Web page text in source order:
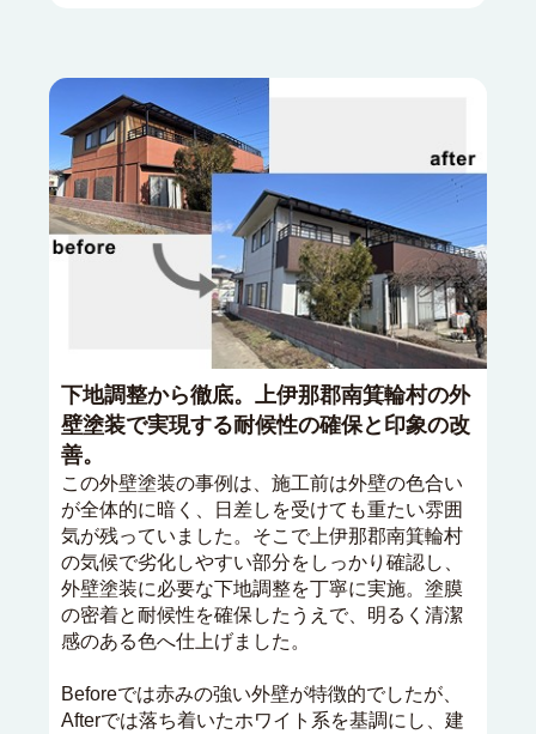
下地調整から徹底。上伊那郡南箕輪村の外
壁塗装で実現する耐候性の確保と印象の改
善。
この外壁塗装の事例は、施工前は外壁の色合い
が全体的に暗く、日差しを受けても重たい雰囲
気が残っていました。そこで上伊那郡南箕輪村
の気候で劣化しやすい部分をしっかり確認し、
外壁塗装に必要な下地調整を丁寧に実施。塗膜
の密着と耐候性を確保したうえで、明るく清潔
感のある色へ仕上げました。
Beforeでは赤みの強い外壁が特徴的でしたが、
Afterでは落ち着いたホワイト系を基調にし、建